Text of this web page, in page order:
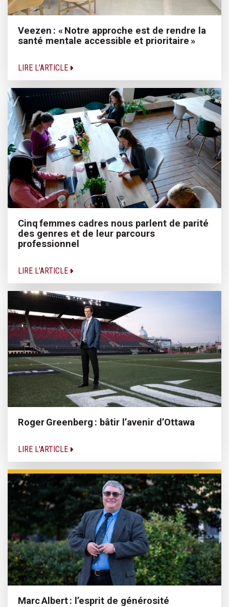
Veezen : « Notre approche est de rendre la
santé mentale accessible et prioritaire »
LIRE L'ARTICLE
Cinq femmes cadres nous parlent de parité
des genres et de leur parcours
professionnel
LIRE L'ARTICLE
Roger Greenberg : bâtir l’avenir d’Ottawa
LIRE L'ARTICLE
Marc Albert : l’esprit de générosité